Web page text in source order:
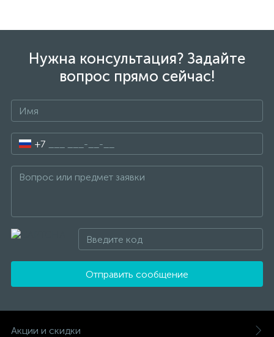
Нужна консультация? Задайте
вопрос прямо сейчас!
+7
Отправить сообщение
Акции и скидки